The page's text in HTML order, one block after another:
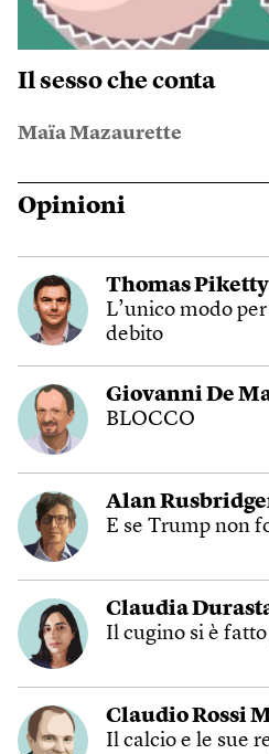
Il sesso che conta
Maïa Mazaurette
Opinioni
Thomas Piketty
L’unico modo
debito
Giovanni De
BLOCCO
Alan
E se Trump non
Claudia
Il cugino si è
Claudio Rossi
Il calcio e le sue